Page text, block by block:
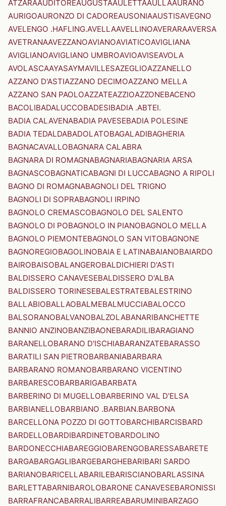
ATZARAAUDITOREAUGUSTAAULETTAAULLAAURANO
AURIGOAURONZO DI CADOREAUSONIAAUSTISAVEGNO
AVELENGO .HAFLING.AVELLAAVELLINOAVERARAAVERSA
AVETRANAAVEZZANOAVIANOAVIATICOAVIGLIANA
AVIGLIANOAVIGLIANO UMBROAVIOAVISEAVOLA
AVOLASCAAYASAYMAVILLESAZEGLIOAZZANELLO
AZZANO D'ASTIAZZANO DECIMOAZZANO MELLA
AZZANO SAN PAOLOAZZATEAZZIOAZZONEBACENO
BACOLIBADALUCCOBADESIBADIA .ABTEI.
BADIA CALAVENABADIA PAVESEBADIA POLESINE
BADIA TEDALDABADOLATOBAGALADIBAGHERIA
BAGNACAVALLOBAGNARA CALABRA
BAGNARA DI ROMAGNABAGNARIABAGNARIA ARSA
BAGNASCOBAGNATICABAGNI DI LUCCABAGNO A RIPOLI
BAGNO DI ROMAGNABAGNOLI DEL TRIGNO
BAGNOLI DI SOPRABAGNOLI IRPINO
BAGNOLO CREMASCOBAGNOLO DEL SALENTO
BAGNOLO DI POBAGNOLO IN PIANOBAGNOLO MELLA
BAGNOLO PIEMONTEBAGNOLO SAN VITOBAGNONE
BAGNOREGIOBAGOLINOBAIA E LATINABAIANOBAIARDO
BAIROBAISOBALANGEROBALDICHIERI D'ASTI
BALDISSERO CANAVESEBALDISSERO D'ALBA
BALDISSERO TORINESEBALESTRATEBALESTRINO
BALLABIOBALLAOBALMEBALMUCCIABALOCCO
BALSORANOBALVANOBALZOLABANARIBANCHETTE
BANNIO ANZINOBANZIBAONEBARADILIBARAGIANO
BARANELLOBARANO D'ISCHIABARANZATEBARASSO
BARATILI SAN PIETROBARBANIABARBARA
BARBARANO ROMANOBARBARANO VICENTINO
BARBARESCOBARBARIGABARBATA
BARBERINO DI MUGELLOBARBERINO VAL D'ELSA
BARBIANELLOBARBIANO .BARBIAN.BARBONA
BARCELLONA POZZO DI GOTTOBARCHIBARCISBARD
BARDELLOBARDIBARDINETOBARDOLINO
BARDONECCHIABAREGGIOBARENGOBARESSABARETE
BARGABARGAGLIBARGEBARGHEBARIBARI SARDO
BARIANOBARICELLABARILEBARISCIANOBARLASSINA
BARLETTABARNIBAROLOBARONE CANAVESEBARONISSI
BARRAFRANCABARRALIBARREABARUMINIBARZAGO